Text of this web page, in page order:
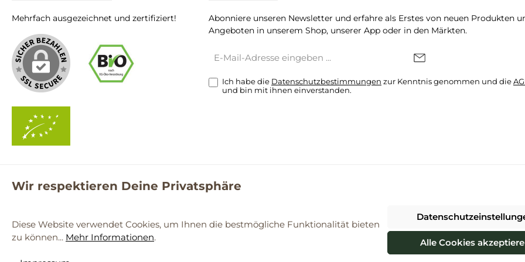
Mehrfach ausgezeichnet und zertifiziert!
Abonniere unseren Newsletter und erfahre als Erstes von neuen Produkten
Angeboten in unserem Shop, unserer App oder in den Märkten.
Mail-
Ich habe die Datenschutzbestimmungen zur Kenntnis genommen und die
und bin mit ihnen einverstanden.
© 2026 ProBiomarkt WebShop - Alle Rechte vorbehalten. Theme by
Vertrag widerrufen
Wir respektieren Deine Privatsphäre
Diese Website verwendet Cookies, um Ihnen die bestmögliche Funktionalität bieten
zu können... Mehr Informationen.
Alle Cookies